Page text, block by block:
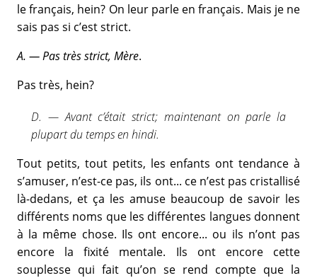
le français, hein? On leur parle en français. Mais je ne
sais pas si c’est strict.
A. — Pas très strict, Mère.
Pas très, hein?
D. — Avant c’était strict; maintenant on parle la
plupart du temps en hindi.
Tout petits, tout petits, les enfants ont tendance à
s’amuser, n’est-ce pas, ils ont... ce n’est pas cristallisé
là-dedans, et ça les amuse beaucoup de savoir les
différents noms que les différentes langues donnent
à la même chose. Ils ont encore... ou ils n’ont pas
encore la fixité mentale. Ils ont encore cette
souplesse qui fait qu’on se rend compte que la